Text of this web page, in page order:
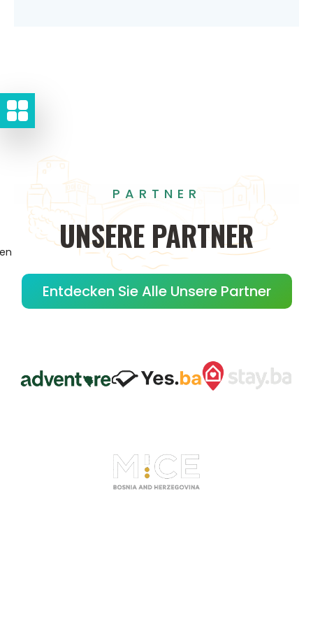
PARTNER
UNSERE PARTNER
Entdecken Sie Alle Unsere Partner